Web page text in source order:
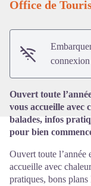
Office de
connexion
Ouvert toute
vous accueille avec
balades, infos
pour bien
Ouvert toute
accueille avec
pratiques, bons